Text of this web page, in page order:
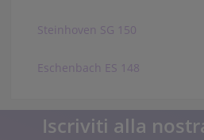
Steinhoven SG 150
Eschenbach ES 148
Iscriviti alla